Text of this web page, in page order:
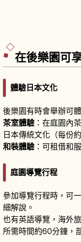
在後樂園可
體驗日本文化
後樂園有時會舉辦可
茶室體驗 ：在庭園內
日本傳統文化（每份
和裝體驗 ：可租借和
庭園導覽行程
參加導覽行程時，可
細解說。
也有英語導覽，海外
所需時間約60分鐘，